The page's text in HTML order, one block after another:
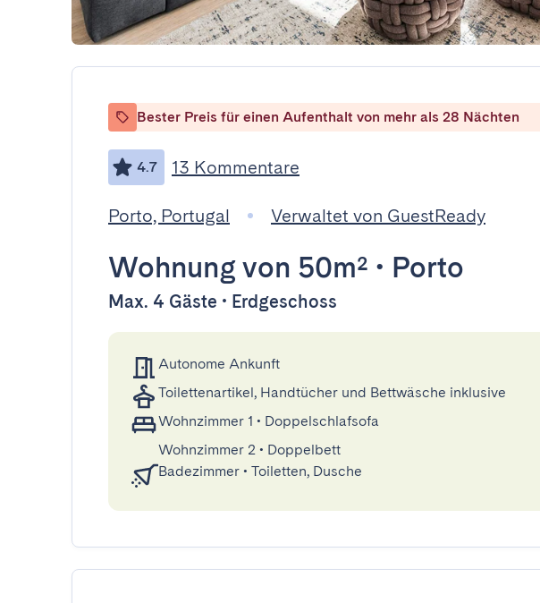
Bester Preis für einen Aufenthalt von mehr als 28 Nächten
4.7 13 Kommentare
Porto, Portugal Verwaltet von GuestReady
Wohnungvon 50m² • Porto
Max. 4 Gäste • Erdgeschoss
Autonome Ankunft
Toilettenartikel, Handtücher und Bettwäsche inklusive
Wohnzimmer 1 • Doppelschlafsofa
Wohnzimmer 2 • Doppelbett
Badezimmer • Toiletten, Dusche